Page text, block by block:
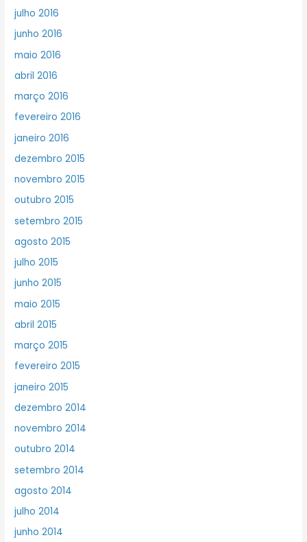
julho 2016
junho 2016
maio 2016
abril 2016
março 2016
fevereiro 2016
janeiro 2016
dezembro 2015
novembro 2015
outubro 2015
setembro 2015
agosto 2015
julho 2015
junho 2015
maio 2015
abril 2015
março 2015
fevereiro 2015
janeiro 2015
dezembro 2014
novembro 2014
outubro 2014
setembro 2014
agosto 2014
julho 2014
junho 2014